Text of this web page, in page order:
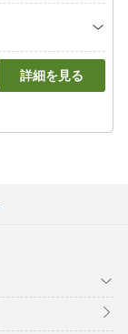
詳細を見る